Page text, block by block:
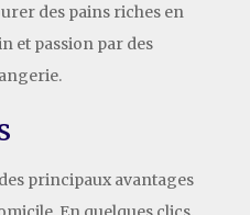
des pains riches en
et passion par des
principaux avantages